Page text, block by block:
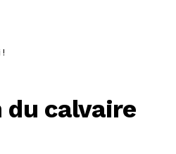
!
du calvaire